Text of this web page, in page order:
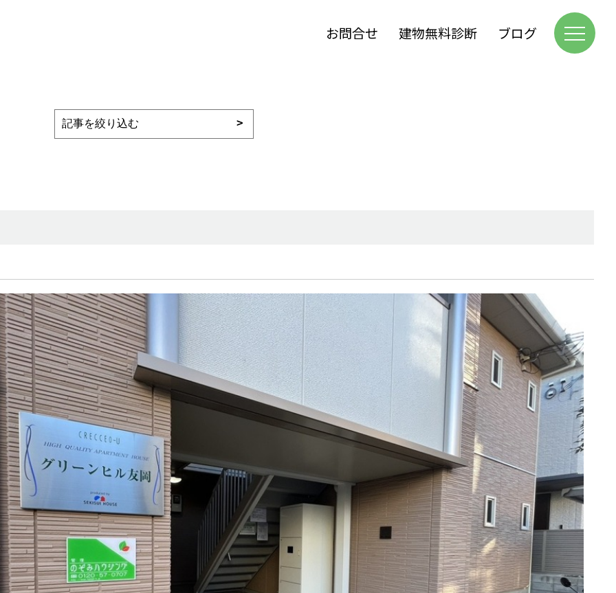
お問合せ 建物無料診断 ブログ